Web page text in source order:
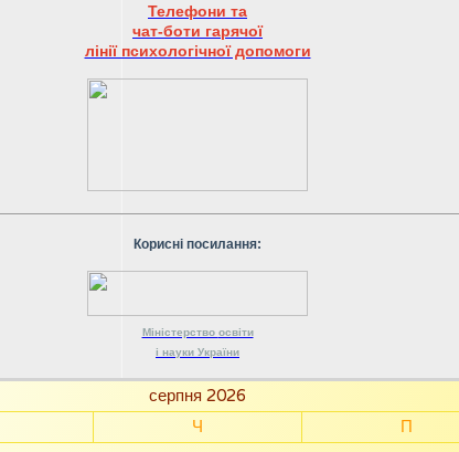
Телефони та
чат-боти гарячої
лінії психологічної допомоги
Корисні посилання:
Міністерство освіти
і науки України
серпня 2026
Ч П